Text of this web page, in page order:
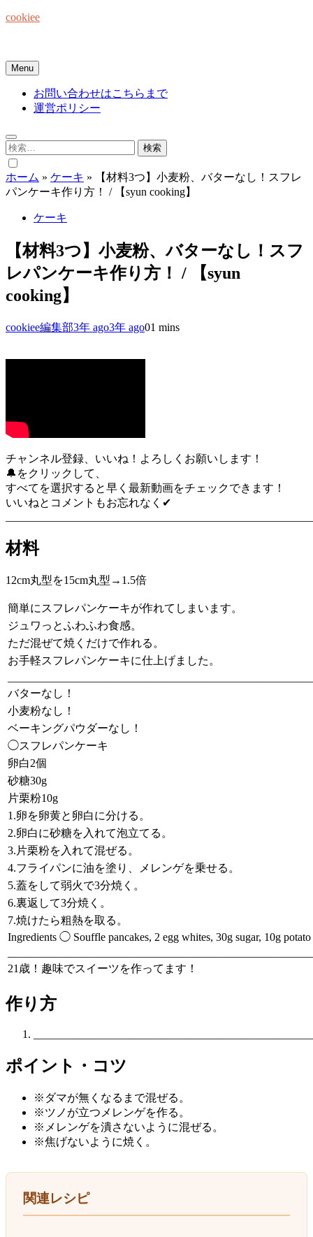
Skip
cookiee
Menu
お問い合わせはこちらまで
運営ポリシー
検
索:
ホーム » ケーキ »
【材料3つ】小麦粉、バターなし！スフレ
パンケーキ作り方！ / 【syun cooking】
ケーキ
【材料3つ】小麦粉、バターなし！スフ
レパンケーキ作り方！ / 【syun
cooking】
cookiee編集部3年 ago3年 ago01 mins
チャンネル登録、いいね！よろしくお願いします！
🔔をクリックして、
すべてを選択すると早く最新動画をチェックできます！
いいねとコメントもお忘れなく✔︎
材料
12cm丸型を15cm丸型→1.5倍
簡単にスフレパンケーキが作れてしまいます。
ジュワっとふわふわ食感。
ただ混ぜて焼くだけで作れる。
お手軽スフレパンケーキに仕上げました。
バターなし！
小麦粉なし！
ベーキングパウダーなし！
◯スフレパンケーキ
卵白2個
砂糖30g
片栗粉10g
1.卵を卵黄と卵白に分ける。
2.卵白に砂糖を入れて泡立てる。
3.片栗粉を入れて混ぜる。
4.フライパンに油を塗り、メレンゲを乗せる。
5.蓋をして弱火で3分焼く。
6.裏返して3分焼く。
7.焼けたら粗熱を取る。
Ingredients ◯ Souffle pancakes, 2 egg whites, 30g sugar, 10g potato
21歳！趣味でスイーツを作ってます！
作り方
ポイント・コツ
※ダマが無くなるまで混ぜる。
※ツノが立つメレンゲを作る。
※メレンゲを潰さないように混ぜる。
※焦げないように焼く。
関連レシピ